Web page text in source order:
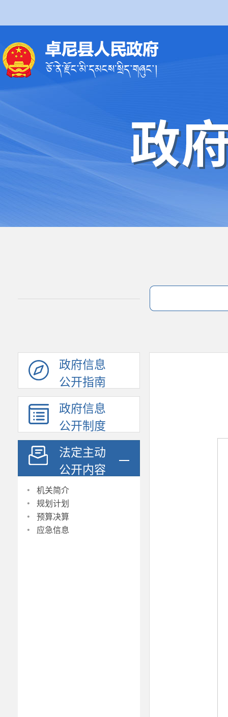
政府信息
公开指南
政府信息
公开制度
法定主动
公开内容
· 机关简介
· 规划计划
· 预算决算
· 应急信息